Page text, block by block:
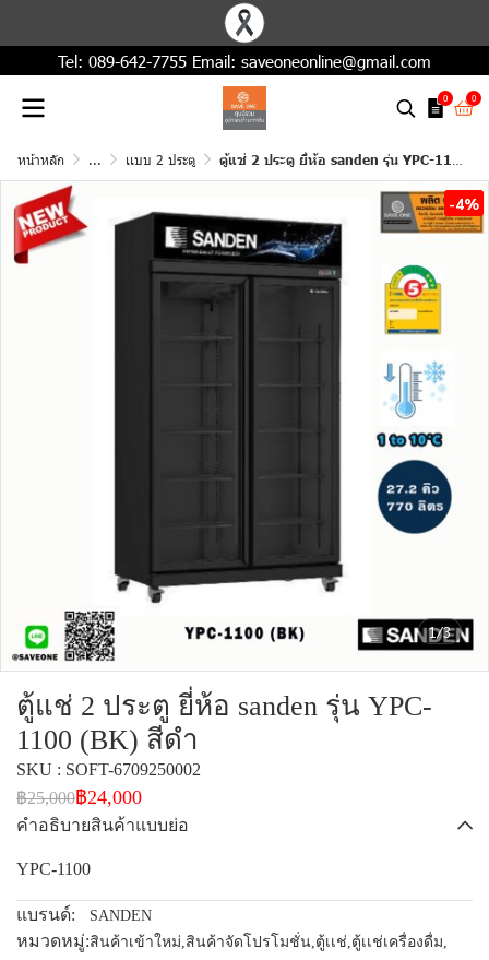
Tel: 089-642-7755 Email: saveoneonline@gmail.com
0 0
หน้าหลัก ... เเบบ 2 ประตู ตู้แช่ 2 ประตู ยี่ห้อ sanden รุ่น YPC-1100 (BK) สีดำ
1/3
-4%
ตู้แช่ 2 ประตู ยี่ห้อ sanden รุ่น YPC-
1100 (BK) สีดำ
SKU : SOFT-6709250002
฿25,000฿24,000
คำอธิบายสินค้าแบบย่อ
YPC-1100
แบรนด์: SANDEN
หมวดหมู่:สินค้าเข้าใหม่,สินค้าจัดโปรโมชั่น,ตู้เเช่,ตู้เเช่เครื่องดื่ม,